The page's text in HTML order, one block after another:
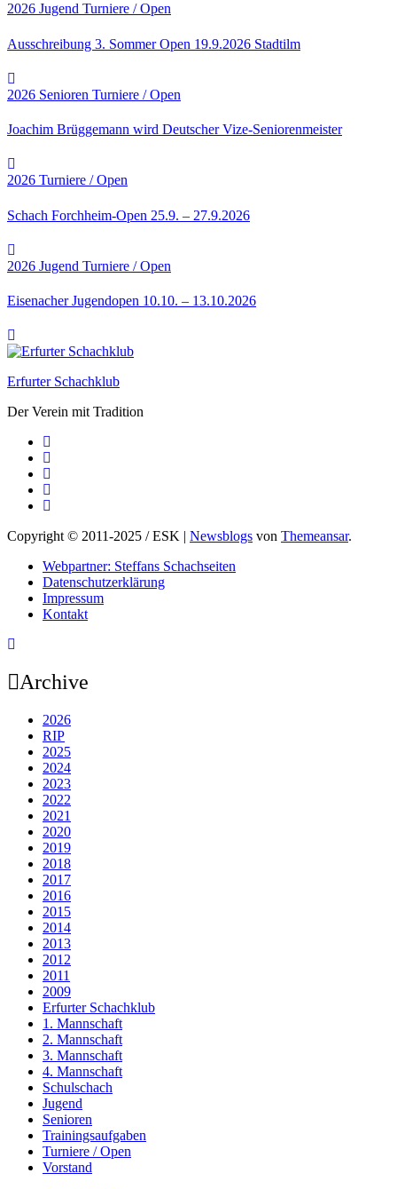
2026 Jugend Turniere / Open
Ausschreibung 3. Sommer Open 19.9.2026 Stadtilm
2026 Senioren Turniere / Open
Joachim Brüggemann wird Deutscher Vize-Seniorenmeister
2026 Turniere / Open
Schach Forchheim-Open 25.9. – 27.9.2026
2026 Jugend Turniere / Open
Eisenacher Jugendopen 10.10. – 13.10.2026
Erfurter Schachklub
Der Verein mit Tradition
Copyright © 2011-2025 / ESK Newsblogs von Themeansar.
Webpartner: Steffans Schachseiten
Datenschutzerklärung
Impressum
Kontakt
Archive
2026
RIP
2025
2024
2023
2022
2021
2020
2019
2018
2017
2016
2015
2014
2013
2012
2011
2009
Erfurter Schachklub
1. Mannschaft
2. Mannschaft
3. Mannschaft
4. Mannschaft
Schulschach
Jugend
Senioren
Trainingsaufgaben
Turniere / Open
Vorstand